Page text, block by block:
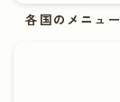
各国のメニュー